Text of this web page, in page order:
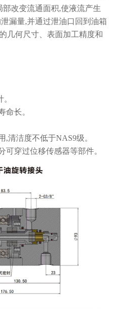
部改变流通面积,使液流产生
漏量,并通过泄油口回到油箱
几何尺寸、表面加工精度和
命长。
,清洁度不低于NAS9级。
可穿过位移传感器等部件。